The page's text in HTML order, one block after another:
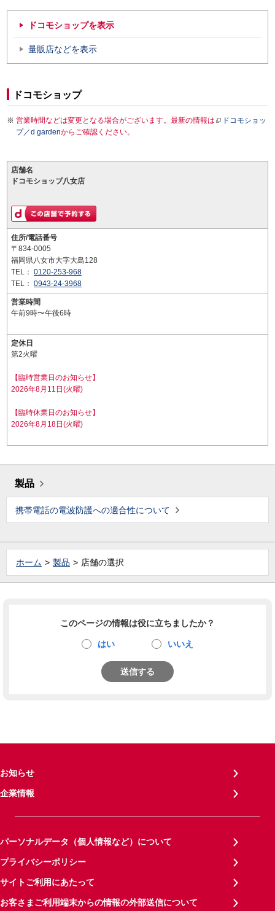
ドコモショップを表示
量販店などを表示
ドコモショップ
営業時間などは変更となる場合がございます。最新の情報は
ドコモショッ
プ／d gardenからご確認ください。
店舗名
ドコモショップ八女店
住所/電話番号
〒834-0005
福岡県八女市大字大島128
TEL： 0120-253-968
TEL： 0943-24-3968
営業時間
午前9時〜午後6時
定休日
第2火曜
【臨時営業日のお知らせ】
2026年8月11日(火曜)
【臨時休業日のお知らせ】
2026年8月18日(火曜)
製品
携帯電話の電波防護への適合性について
ホーム 製品 店舗の選択
このページの情報は役に立ちましたか？
はい いいえ
送信する
お知らせ
企業情報
パーソナルデータ（個人情報など）について
プライバシーポリシー
サイトご利用にあたって
お客さまご利用端末からの情報の外部送信について